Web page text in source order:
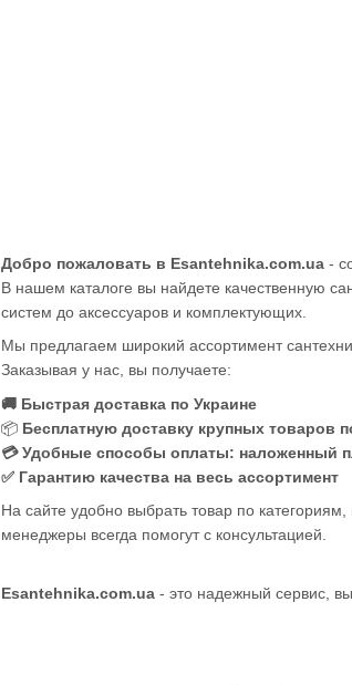
Добро пожаловать в Esantehnika.com.ua-
В нашем каталоге вы найдете качественную
систем до аксессуаров и комплектующих.
Мы предлагаем широкий ассортимент
Заказывая у нас, вы получаете:
🚚 Быстрая доставка по Украине
📦Бесплатную доставку крупных товаров
💳 Удобные способы оплаты: наложенный
✅ Гарантию качества на весь ассортимент
На сайте удобно выбрать товар по
менеджеры всегда помогут с консультацией.
Esantehnika.com.ua- это надежный сервис,